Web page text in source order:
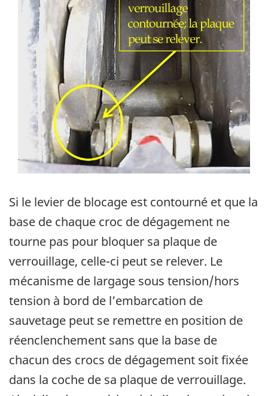
Si le levier de blocage est contourné et que la
base de chaque croc de dégagement ne
tourne pas pour bloquer sa plaque de
verrouillage, celle-ci peut se relever. Le
mécanisme de largage sous tension/hors
tension à bord de l’embarcation de
sauvetage peut se remettre en position de
réenclenchement sans que la base de
chacun des crocs de dégagement soit fixée
dans la coche de sa plaque de verrouillage.